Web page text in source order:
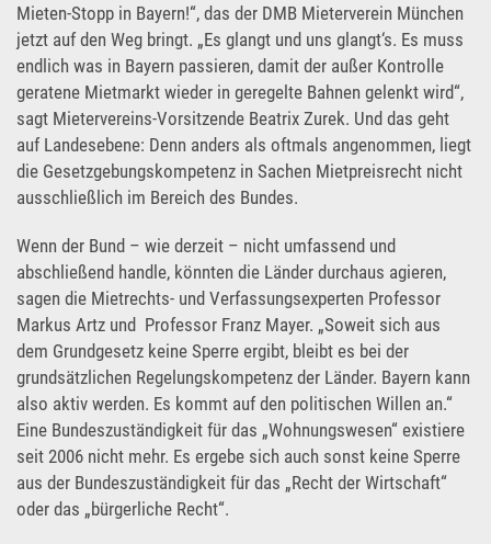
Mieten-Stopp in Bayern!“, das der DMB Mieterverein München
jetzt auf den Weg bringt. „Es glangt und uns glangt‘s. Es muss
endlich was in Bayern passieren, damit der außer Kontrolle
geratene Mietmarkt wieder in geregelte Bahnen gelenkt wird“,
sagt Mietervereins-Vorsitzende Beatrix Zurek. Und das geht
auf Landesebene: Denn anders als oftmals angenommen, liegt
die Gesetzgebungskompetenz in Sachen Mietpreisrecht nicht
ausschließlich im Bereich des Bundes.
Wenn der Bund – wie derzeit – nicht umfassend und
abschließend handle, könnten die Länder durchaus agieren,
sagen die Mietrechts- und Verfassungsexperten Professor
Markus Artz und Professor Franz Mayer. „Soweit sich aus
dem Grundgesetz keine Sperre ergibt, bleibt es bei der
grundsätzlichen Regelungskompetenz der Länder. Bayern kann
also aktiv werden. Es kommt auf den politischen Willen an.“
Eine Bundeszuständigkeit für das „Wohnungswesen“ existiere
seit 2006 nicht mehr. Es ergebe sich auch sonst keine Sperre
aus der Bundeszuständigkeit für das „Recht der Wirtschaft“
oder das „bürgerliche Recht“.